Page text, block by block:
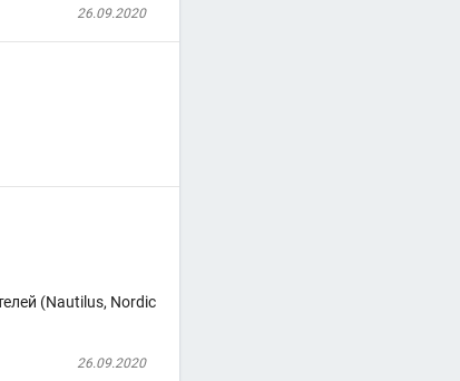
26.09.2020
(Nautilus, Nordic
26.09.2020